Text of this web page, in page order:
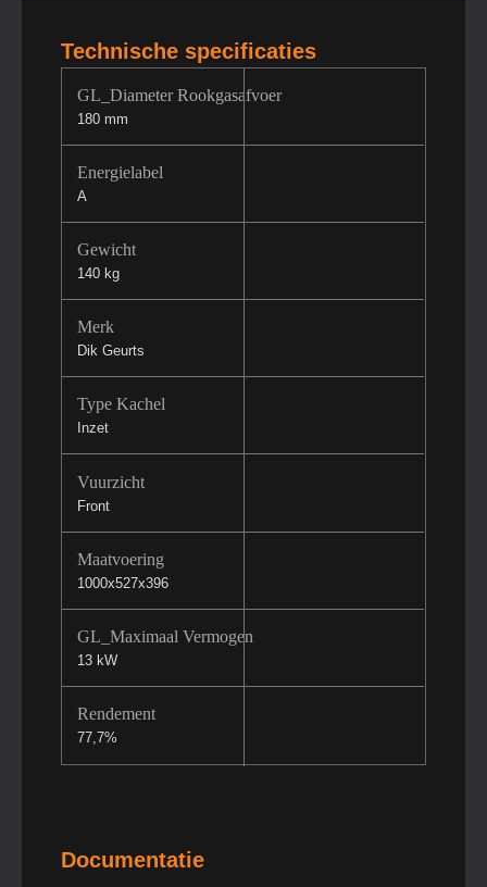
Technische specificaties
GL_Diameter Rookgasafvoer
180 mm
Energielabel
A
Gewicht
140 kg
Merk
Dik Geurts
Type Kachel
Inzet
Vuurzicht
Front
Maatvoering
1000x527x396
GL_Maximaal Vermogen
13 kW
Rendement
77,7%
Documentatie